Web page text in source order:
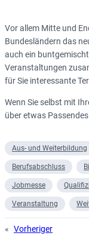
Vor allem Mitte und
Bundesländern das
auch ein
Veranstaltungen
für Sie interessante
Wenn Sie selbst mit
über etwas
Aus- und Weiterbildung
Berufsabschluss
Jobmesse
Veranstaltung
« Vorheriger